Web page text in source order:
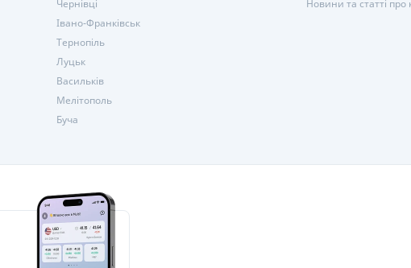
Чернівці
Івано-Франківськ
Тернопіль
Луцьк
Васильків
Мелітополь
Буча
Новини та статті про